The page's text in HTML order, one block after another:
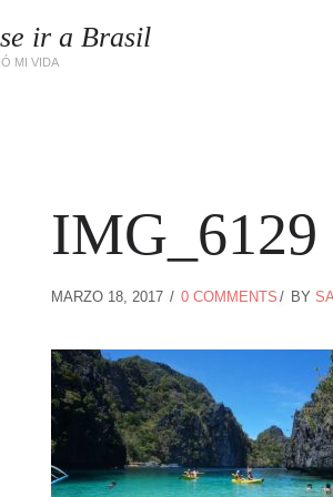
ir a Brasil
MI VIDA
IMG_6129
MARZO 18, 2017 0 COMMENTS BY